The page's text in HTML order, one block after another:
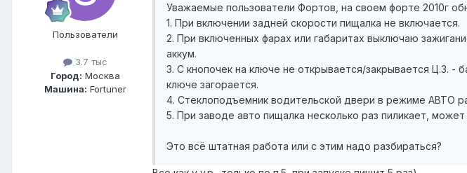
Пользователи
3.7 тыс
Город: Москва
Машина: Fortuner
Уважаемые пользователи Фортов, на своем форте 2010г
1. При включении задней скорости пищалка не включается.
2. При включенных фарах или габаритах выключаю
аккум.
3. С кнопочек на ключе не открывается/закрывается Ц.З.
ключе загорается.
4. Стеклоподъемник водительской двери в режиме АВТО
5. При заводе авто пищалка несколько раз пиликает,
Это всё штатная работа или с этим надо разбираться?